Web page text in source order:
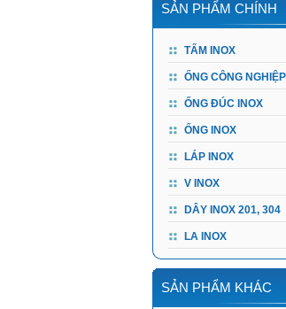
SẢN PHẨM CHÍNH
TẤM INOX
ỐNG CÔNG
ỐNG ĐÚC INOX
ỐNG INOX
LÁP INOX
V INOX
DÂY INOX 201, 304
LA INOX
SẢN PHẨM KHÁC